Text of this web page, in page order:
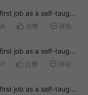
job as a self-taught
点赞 评论
job as a self-taught
点赞 评论
job as a self-taught